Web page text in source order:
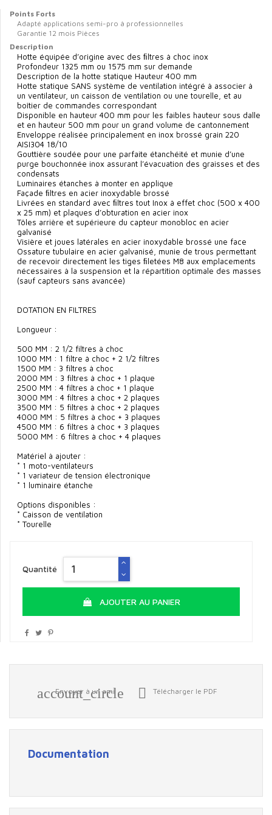
Points Forts
Adapté applications semi-pro à professionnelles
Garantie 12 mois Pièces
Description
Hotte équipée d’origine avec des ﬁltres à choc inox
Profondeur 1325 mm ou 1575 mm sur demande
Description de la hotte statique Hauteur 400 mm
Hotte statique SANS système de ventilation intégré à associer à
un ventilateur, un caisson de ventilation ou une tourelle, et au
boîtier de commandes correspondant
Disponible en hauteur 400 mm pour les faibles hauteur sous dalle
et en hauteur 500 mm pour un grand volume de cantonnement
Enveloppe réalisée principalement en inox brossé grain 220
AISI304 18/10
Gouttière soudée pour une parfaite étanchéité et munie d’une
purge bouchonnée inox assurant l’évacuation des graisses et des
condensats
Luminaires étanches à monter en applique
Façade ﬁltres en acier inoxydable brossé
Livrées en standard avec ﬁltres tout Inox à effet choc (500 x 400
x 25 mm) et plaques d’obturation en acier inox
Tôles arrière et supérieure du capteur monobloc en acier
galvanisé
Visière et joues latérales en acier inoxydable brossé une face
Ossature tubulaire en acier galvanisé, munie de trous permettant
de recevoir directement les tiges ﬁletées M8 aux emplacements
nécessaires à la suspension et la répartition optimale des masses
(sauf capteurs sans avancée)
DOTATION EN FILTRES
Longueur :
500 MM : 2 1/2 filtres à choc
1000 MM : 1 filtre à choc + 2 1/2 filtres
1500 MM : 3 filtres à choc
2000 MM : 3 filtres à choc + 1 plaque
2500 MM : 4 filtres à choc + 1 plaque
3000 MM : 4 filtres à choc + 2 plaques
3500 MM : 5 filtres à choc + 2 plaques
4000 MM : 5 filtres à choc + 3 plaques
4500 MM : 6 filtres à choc + 3 plaques
5000 MM : 6 filtres à choc + 4 plaques
Matériel à ajouter :
* 1 moto-ventilateurs
* 1 variateur de tension électronique
* 1 luminaire étanche
Options disponibles :
* Caisson de ventilation
* Tourelle
Quantité
AJOUTER AU PANIER
account_circle
Envoyer à un ami  Télécharger le PDF
Documentation